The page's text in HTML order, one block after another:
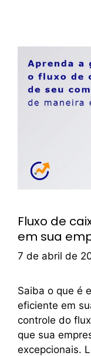
Fluxo de
em sua
7 de abril de
Saiba o que é
eficiente em
controle do
que sua
excepcionais.